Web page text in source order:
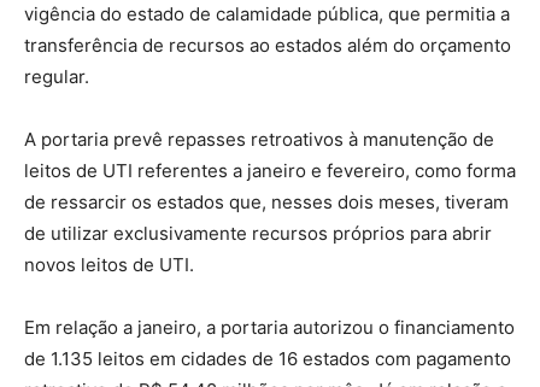
vigência do estado de calamidade pública, que permitia a
transferência de recursos ao estados além do orçamento
regular.
A portaria prevê repasses retroativos à manutenção de
leitos de UTI referentes a janeiro e fevereiro, como forma
de ressarcir os estados que, nesses dois meses, tiveram
de utilizar exclusivamente recursos próprios para abrir
novos leitos de UTI.
Em relação a janeiro, a portaria autorizou o financiamento
de 1.135 leitos em cidades de 16 estados com pagamento